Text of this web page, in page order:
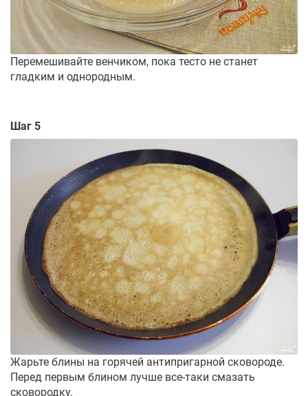
Перемешивайте венчиком, пока тесто не станет
гладким и однородным.
Шаг 5
Жарьте блины на горячей антипригарной сковороде.
Перед первым блином лучше все-таки смазать
сковородку.